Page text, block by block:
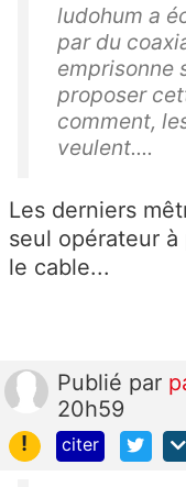
ludohum a
par du
emprisonne
proposer
comment,
veulent....
Les derniers
seul opérateur
le cable...
Publié par
20h59
!
citer